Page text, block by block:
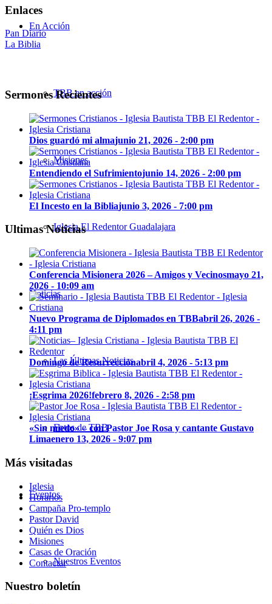
En Acción
TBB en acción
Misiones
Iglesia El Redentor Guadalajara
Noticias
Las Últimas Noticias
Fotos de TBB
Eventos
Nuestros Eventos
Enlaces
Pan Diario
La Biblia
Sermones Recientes
Dios guardó mi almajunio 21, 2026 - 2:00 pm
Entendiendo el Sufrimientojunio 14, 2026 - 2:00 pm
El Incesto en la Bibliajunio 3, 2026 - 7:00 pm
Ultimas Noticias
Conferencia Misionera 2026 – Amigos y Vecinosmayo 21,
2026 - 10:09 am
Nuevo Programa de Diplomados en TBBabril 26, 2026 -
4:11 pm
Domingo de Resurrecciónabril 4, 2026 - 5:13 pm
¡Esgrima 2026!febrero 8, 2026 - 2:58 pm
«Sin miedo» – con Pastor Joe Rosa y cantante Gustavo
Limaenero 13, 2026 - 9:07 pm
Más visitadas
Iglesia
Horarios
Campaña Pro-templo
Pastor David
Quién es Dios
Misiones
Casas de Oración
Contactar
Nuestro boletín